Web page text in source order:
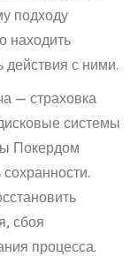
подходу
находить
действия с ними.
— страховка
системы
Покердом
сбоя
процесса.